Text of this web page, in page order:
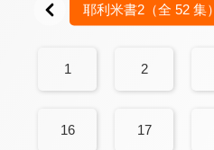
耶利米書2 （全 52 集）
1 2
16 17